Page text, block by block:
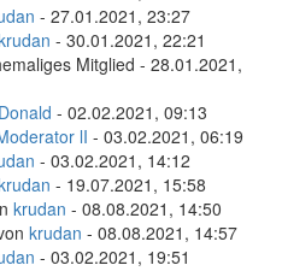
- 27.01.2021, 23:27
- 30.01.2021, 22:21
Mitglied - 28.01.2021,
Donald - 02.02.2021, 09:13
lI - 03.02.2021, 06:19
- 03.02.2021, 14:12
- 19.07.2021, 15:58
krudan - 08.08.2021, 14:50
krudan - 08.08.2021, 14:57
- 03.02.2021, 19:51